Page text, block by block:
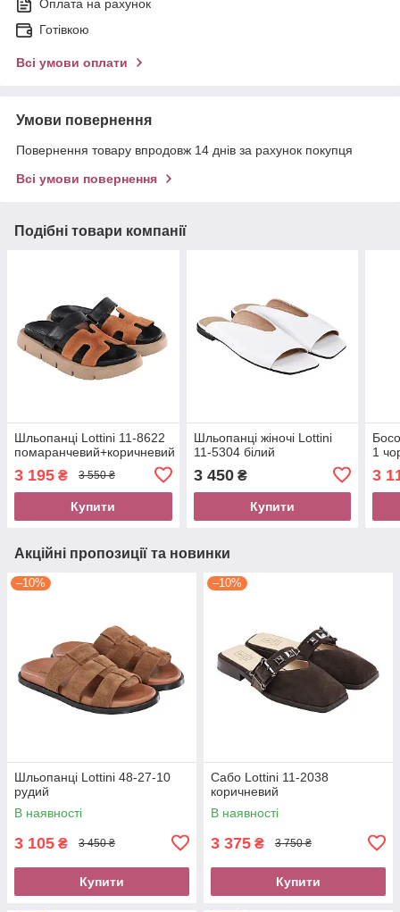
Оплата на рахунок
Готівкою
Всі умови оплати
Умови повернення
Повернення товару впродовж 14 днів за рахунок покупця
Всі умови повернення
Подібні товари компанії
Шльопанці Lottini 11-8622
помаранчевий+коричневий
3 195 ₴ 3 550 ₴
Купити
Шльопанці жiночi Lottini
11-5304 білий
3 450₴
Купити
1
3
Акційні пропозиції та новинки
–10%
Шльопанці Lottini 48-27-10
рудий
В наявності
3 105 ₴ 3 450 ₴
Купити
–10%
Сабо Lottini 11-2038
коричневий
В наявності
3 375 ₴ 3 750 ₴
Купити